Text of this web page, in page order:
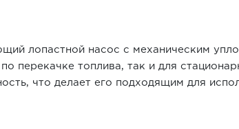
лопастной насос с механическим
перекачке топлива, так и для
что делает его подходящим для